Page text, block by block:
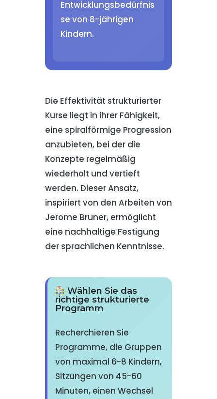
Entwicklungsbedürfnis
se von 8-jährigen
Kindern.
Die Effektivität strukturierter
Kurse liegt in ihrer Fähigkeit,
eine spiralförmige Progression
anzubieten, bei der die
Konzepte regelmäßig
wiederholt und vertieft
werden. Dieser Ansatz,
inspiriert von den Arbeiten von
Jerome Bruner, ermöglicht
eine nachhaltige Festigung
der sprachlichen Kenntnisse.
Wählen Sie das
richtige strukturierte
Programm
Recherchieren Sie
Programme, die Gruppen
von maximal 6-8 Kindern,
Sitzungen von 45-60
Minuten, einen Wechsel